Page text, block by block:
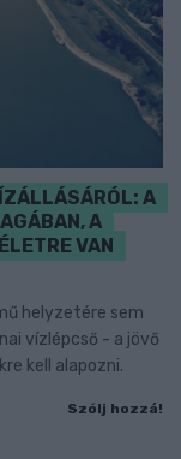
A
A
VAN
helyzetére sem
vízlépcső - a jövő
kell alapozni.
Szólj hozzá!